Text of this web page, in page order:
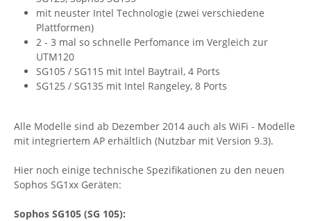
mit neuster Intel Technologie (zwei verschiedene
Plattformen)
2 - 3 mal so schnelle Perfomance im Vergleich zur
UTM120
SG105 / SG115 mit Intel Baytrail, 4 Ports
SG125 / SG135 mit Intel Rangeley, 8 Ports
Alle Modelle sind ab Dezember 2014 auch als WiFi - Modelle
mit integriertem AP erhältlich (Nutzbar mit Version 9.3).
Hier noch einige technische Spezifikationen zu den neuen
Sophos SG1xx Geräten:
Sophos SG105 (SG 105):